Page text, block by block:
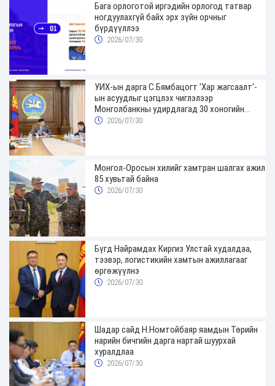
Бага орлоготой иргэдийн орлогод татвар
ногдуулахгүй байх эрх зүйн орчныг
бүрдүүллээ
2026/07/30
УИХ-ын дарга С.Бямбацогт 'Хар жагсаалт'-
ын асуудлыг цэгцлэх чиглэлээр
Монголбанкны удирдлагад 30 хоногийн
хугацаатай үүрэг өглөө
2026/07/30
Монгол-Оросын хилийг хамтран шалгах ажил
85 хувьтай байна
2026/07/30
Бүгд Найрамдах Киргиз Улстай худалдаа,
тээвэр, логистикийн хамтын ажиллагааг
өргөжүүлнэ
2026/07/30
Шадар сайд Н.Номтойбаяр яамдын Төрийн
нарийн бичгийн дарга нартай шуурхай
хуралдлаа
2026/07/30